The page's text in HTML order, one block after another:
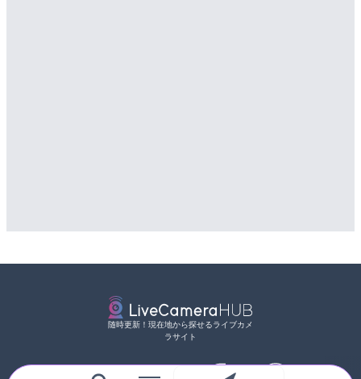
随時更新！現在地から探せるライブカメ
ラサイト